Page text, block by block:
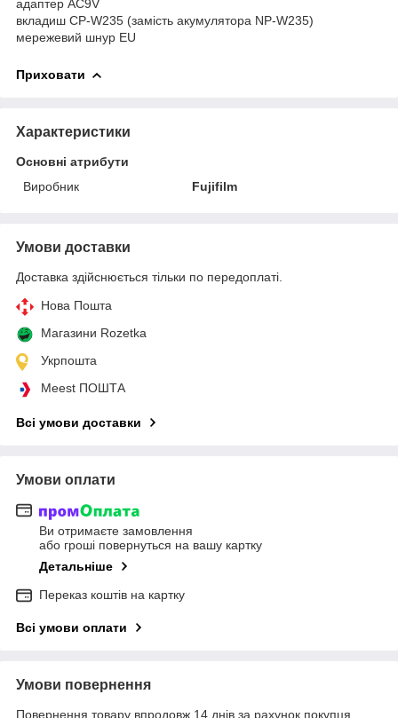
адаптер AC9V
вкладиш CP-W235 (замість акумулятора NP-W235)
мережевий шнур EU
Приховати
Характеристики
Основні атрибути
Виробник
Fujifilm
Умови доставки
Доставка здійснюється тільки по передоплаті.
Нова Пошта
Магазини Rozetka
Укрпошта
Meest ПОШТА
Всі умови доставки
Умови оплати
Ви отримаєте замовлення
або гроші повернуться на вашу картку
Детальніше
Переказ коштів на картку
Всі умови оплати
Умови повернення
Повернення товару впродовж 14 днів за рахунок покупця